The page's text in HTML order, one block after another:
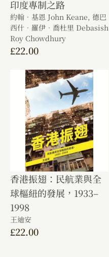
印度專制之路
約翰．基恩 John Keane, 德巴
西什．羅伊．喬杜里 Debasish
Roy Chowdhury
£22.00
香港振翅：民航業與全
球樞紐的發展，1933–
1998
王迪安
£22.00